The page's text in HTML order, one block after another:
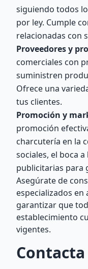
siguiendo todos
por ley. Cumple
relacionadas con
Proveedores y
comerciales con
suministren
Ofrece una
tus clientes.
Promoción y
promoción
charcutería en la
sociales, el boca
publicitarias para
Asegúrate de
especializados
garantizar que
establecimiento
vigentes.